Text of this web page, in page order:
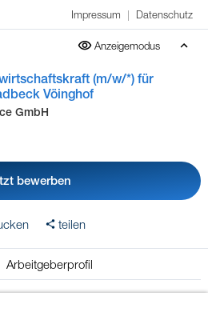
Impressum | Datenschutz
Anzeigemodus
(m/w/*) für
Vöinghof
GmbH
bewerben
teilen
Arbeitgeberprofil